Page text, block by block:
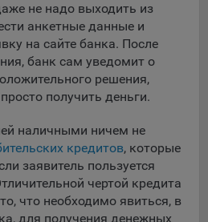
не надо выходить из
анкетные данные и
на сайте банка. После
банк сам уведомит о
решения,
получить деньги.
наличными ничем не
кредитов, которые
заявитель пользуется
чертой кредита
что необходимо явиться, в
для получения денежных